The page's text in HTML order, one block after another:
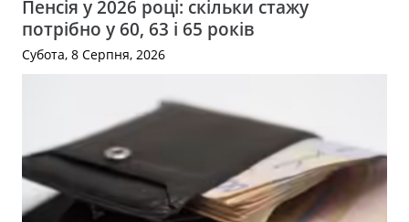
Пенсія у 2026 році: скільки стажу
потрібно у 60, 63 і 65 років
Субота, 8 Серпня, 2026